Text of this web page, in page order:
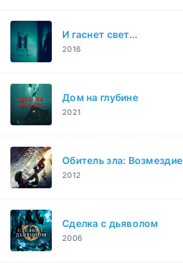
И гаснет свет...
2016
Дом на глубине
2021
Обитель зла: Возмездие
2012
Сделка с дьяволом
2006